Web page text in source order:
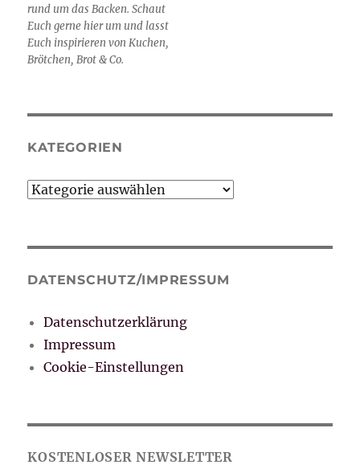
rund um das Backen. Schaut
Euch gerne hier um und lasst
Euch inspirieren von Kuchen,
Brötchen, Brot & Co.
KATEGORIEN
Kategorien
DATENSCHUTZ/IMPRESSUM
Datenschutzerklärung
Impressum
Cookie-Einstellungen